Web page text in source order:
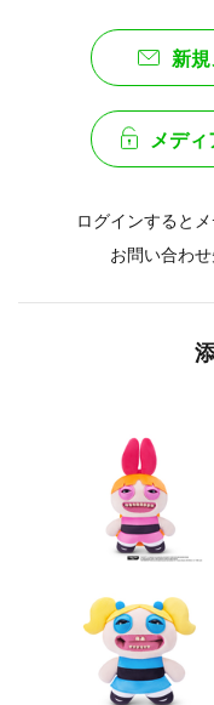
新規
メディ
ログインすると
お問い合わ